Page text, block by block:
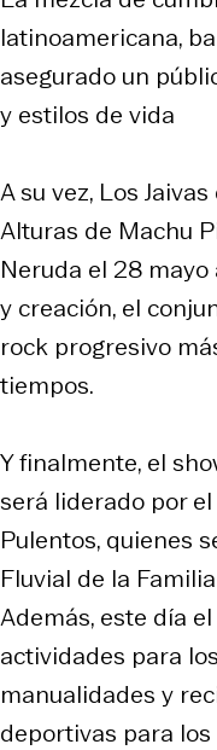
latinoamericana,
asegurado un
y estilos de vida
A su vez, Los
Alturas de Machu
Neruda el 28
y creación, el
rock progresivo
tiempos.
Y finalmente, el
será liderado por
Pulentos, quienes
Fluvial de la
Además, este día
actividades para
manualidades y
deportivas para